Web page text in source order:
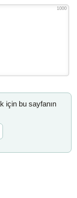
1000
için bu sayfanın